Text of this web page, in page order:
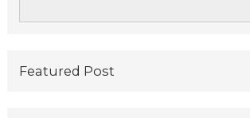
Featured Post